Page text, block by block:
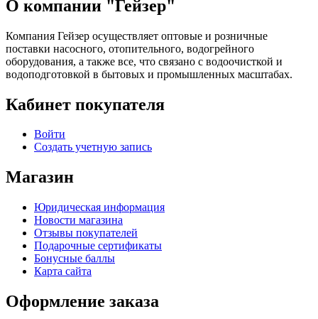
О компании "Гейзер"
Компания Гейзер осуществляет оптовые и розничные
поставки насосного, отопительного, водогрейного
оборудования, а также все, что связано с водоочисткой и
водоподготовкой в бытовых и промышленных масштабах.
Кабинет покупателя
Войти
Создать учетную запись
Магазин
Юридическая информация
Новости магазина
Отзывы покупателей
Подарочные сертификаты
Бонусные баллы
Карта сайта
Оформление заказа